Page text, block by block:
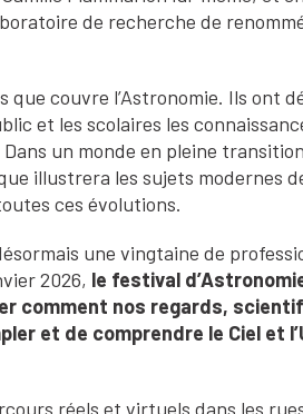
de recherche de
couvre l’Astronomie. Ils ont
et les scolaires les
un monde en pleine
illustrera les sujets modernes
ces évolutions.
une vingtaine de
2026, le festival
comment nos regards,
et de comprendre le Ciel et
réels et virtuels dans les